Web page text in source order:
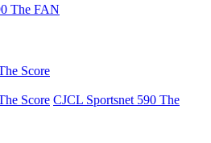
The FAN
Score
Score CJCL Sportsnet 590 The